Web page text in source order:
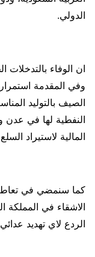
الدولي.
ان الوفاء
وفي المقدمة
الصيف بالتوليد
النفطية لها في عدن
المالية لاستيراد
كما سنمضي في
الاشقاء في المملكة
الردع لاي تهديد